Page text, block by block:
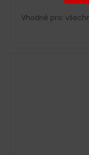
Vhodné pro: